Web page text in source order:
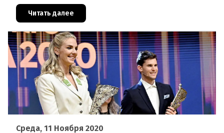
интернете с использованием искус
Читать далее
Среда, 11 Ноября 2020